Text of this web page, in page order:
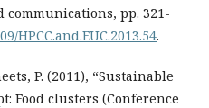
communications, pp. 321-
HPCC.and.EUC.2013.54.
P. (2011), “Sustainable
Food clusters (Conference